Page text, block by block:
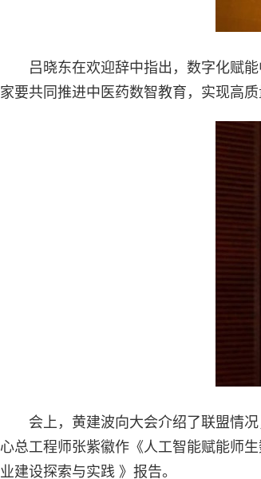
吕晓东在欢迎辞中指出，数字化赋
家要共同推进中医药数智教育，实现高
会上，黄建波向大会介绍了联盟情
心总工程师张紫徽作《人工智能赋能师
业建设探索与实践 》报告。